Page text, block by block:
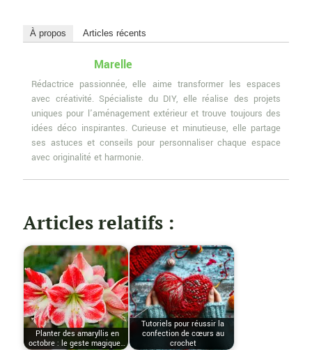
À propos Articles récents
Marelle
Rédactrice passionnée, elle aime transformer les espaces
avec créativité. Spécialiste du DIY, elle réalise des projets
uniques pour l'aménagement extérieur et trouve toujours des
idées déco inspirantes. Curieuse et minutieuse, elle partage
ses astuces et conseils pour personnaliser chaque espace
avec originalité et harmonie.
Articles relatifs :
Planter des amaryllis en
octobre : le geste magique…
Tutoriels pour réussir la
confection de cœurs au
crochet